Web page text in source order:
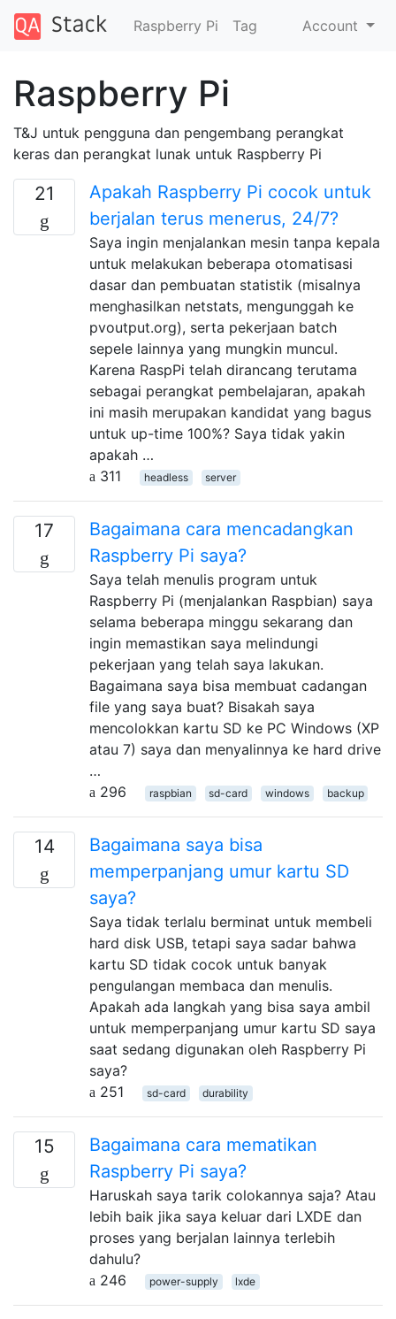
Raspberry Pi Tag Account
Raspberry Pi
T&J untuk pengguna dan pengembang perangkat
keras dan perangkat lunak untuk Raspberry Pi
21
Apakah Raspberry Pi cocok untuk
berjalan terus menerus, 24/7?
Saya ingin menjalankan mesin tanpa kepala
untuk melakukan beberapa otomatisasi
dasar dan pembuatan statistik (misalnya
menghasilkan netstats, mengunggah ke
pvoutput.org), serta pekerjaan batch
sepele lainnya yang mungkin muncul.
Karena RaspPi telah dirancang terutama
sebagai perangkat pembelajaran, apakah
ini masih merupakan kandidat yang bagus
untuk up-time 100%? Saya tidak yakin
apakah …
311
headless server
17
Bagaimana cara mencadangkan
Raspberry Pi saya?
Saya telah menulis program untuk
Raspberry Pi (menjalankan Raspbian) saya
selama beberapa minggu sekarang dan
ingin memastikan saya melindungi
pekerjaan yang telah saya lakukan.
Bagaimana saya bisa membuat cadangan
file yang saya buat? Bisakah saya
mencolokkan kartu SD ke PC Windows (XP
atau 7) saya dan menyalinnya ke hard drive
…
296
raspbian sd-card windows backup
14
Bagaimana saya bisa
memperpanjang umur kartu SD
saya?
Saya tidak terlalu berminat untuk membeli
hard disk USB, tetapi saya sadar bahwa
kartu SD tidak cocok untuk banyak
pengulangan membaca dan menulis.
Apakah ada langkah yang bisa saya ambil
untuk memperpanjang umur kartu SD saya
saat sedang digunakan oleh Raspberry Pi
saya?
251
sd-card durability
15
Bagaimana cara mematikan
Raspberry Pi saya?
Haruskah saya tarik colokannya saja? Atau
lebih baik jika saya keluar dari LXDE dan
proses yang berjalan lainnya terlebih
dahulu?
246
power-supply lxde